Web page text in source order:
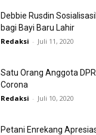
Debbie Rusdin
bagi Bayi Baru Lahir
Redaksi - Juli 11, 2020
Satu Orang Anggota
Corona
Redaksi - Juli 10, 2020
Petani Enrekang